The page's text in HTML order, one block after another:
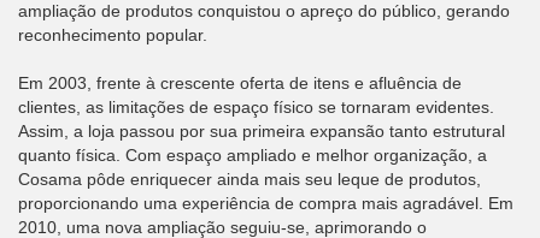
ampliação de produtos conquistou o apreço do público, gerando
reconhecimento popular.
Em 2003, frente à crescente oferta de itens e afluência de
clientes, as limitações de espaço físico se tornaram evidentes.
Assim, a loja passou por sua primeira expansão tanto estrutural
quanto física. Com espaço ampliado e melhor organização, a
Cosama pôde enriquecer ainda mais seu leque de produtos,
proporcionando uma experiência de compra mais agradável. Em
2010, uma nova ampliação seguiu-se, aprimorando o